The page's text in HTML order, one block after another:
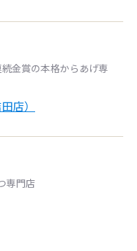
金賞の本格からあげ専
店）
専門店